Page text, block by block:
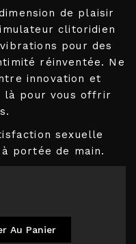
de plaisir
clitoridien
pour des
réinventée. Ne
innovation et
là pour vous offrir
sexuelle
portée de main.
Au Panier